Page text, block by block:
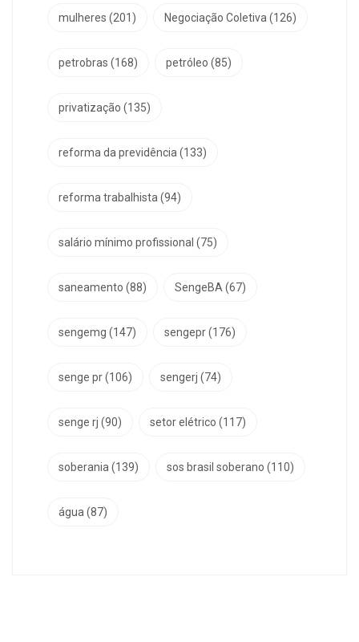
mulheres (201) Negociação Coletiva (126)
petrobras (168) petróleo (85)
privatização (135)
reforma da previdência (133)
reforma trabalhista (94)
salário mínimo profissional (75)
saneamento (88) SengeBA (67)
sengemg (147) sengepr(176)
senge pr(106) sengerj (74)
senge rj (90) setor elétrico (117)
soberania (139) sos brasil soberano (110)
água (87)